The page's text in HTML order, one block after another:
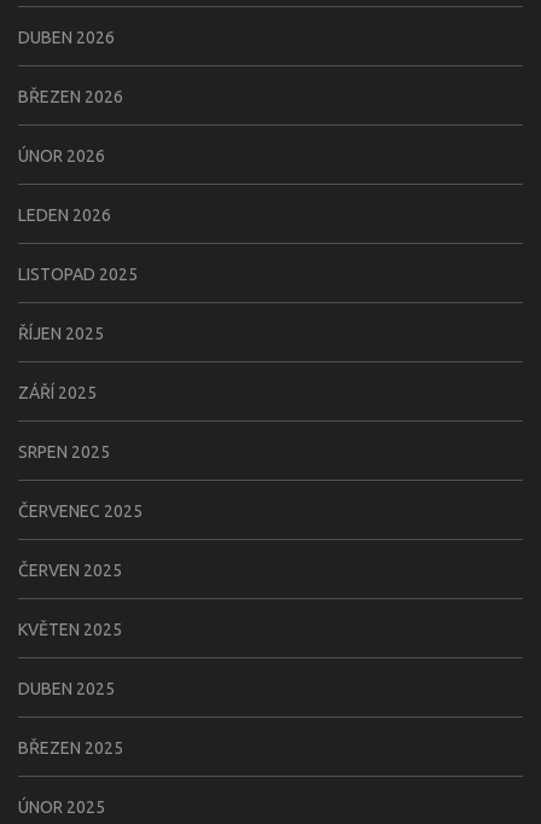
DUBEN 2026
BŘEZEN 2026
ÚNOR 2026
LEDEN 2026
LISTOPAD 2025
ŘÍJEN 2025
ZÁŘÍ 2025
SRPEN 2025
ČERVENEC 2025
ČERVEN 2025
KVĚTEN 2025
DUBEN 2025
BŘEZEN 2025
ÚNOR 2025